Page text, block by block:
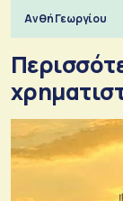
Ανθή Γεωργίου